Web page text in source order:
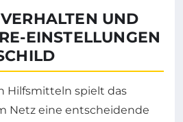
UND
EINSTELLUNGEN
Hilfsmitteln spielt das
Netz eine entscheidende